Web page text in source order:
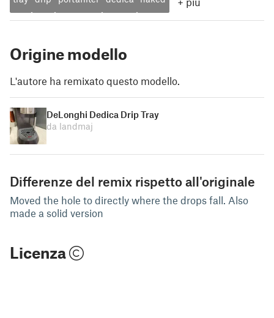
Origine modello
L'autore ha remixato questo modello.
DeLonghi Dedica Drip Tray
da landmaj
Differenze del remix rispetto all'originale
Moved the hole to directly where the drops fall. Also
made a solid version
Licenza